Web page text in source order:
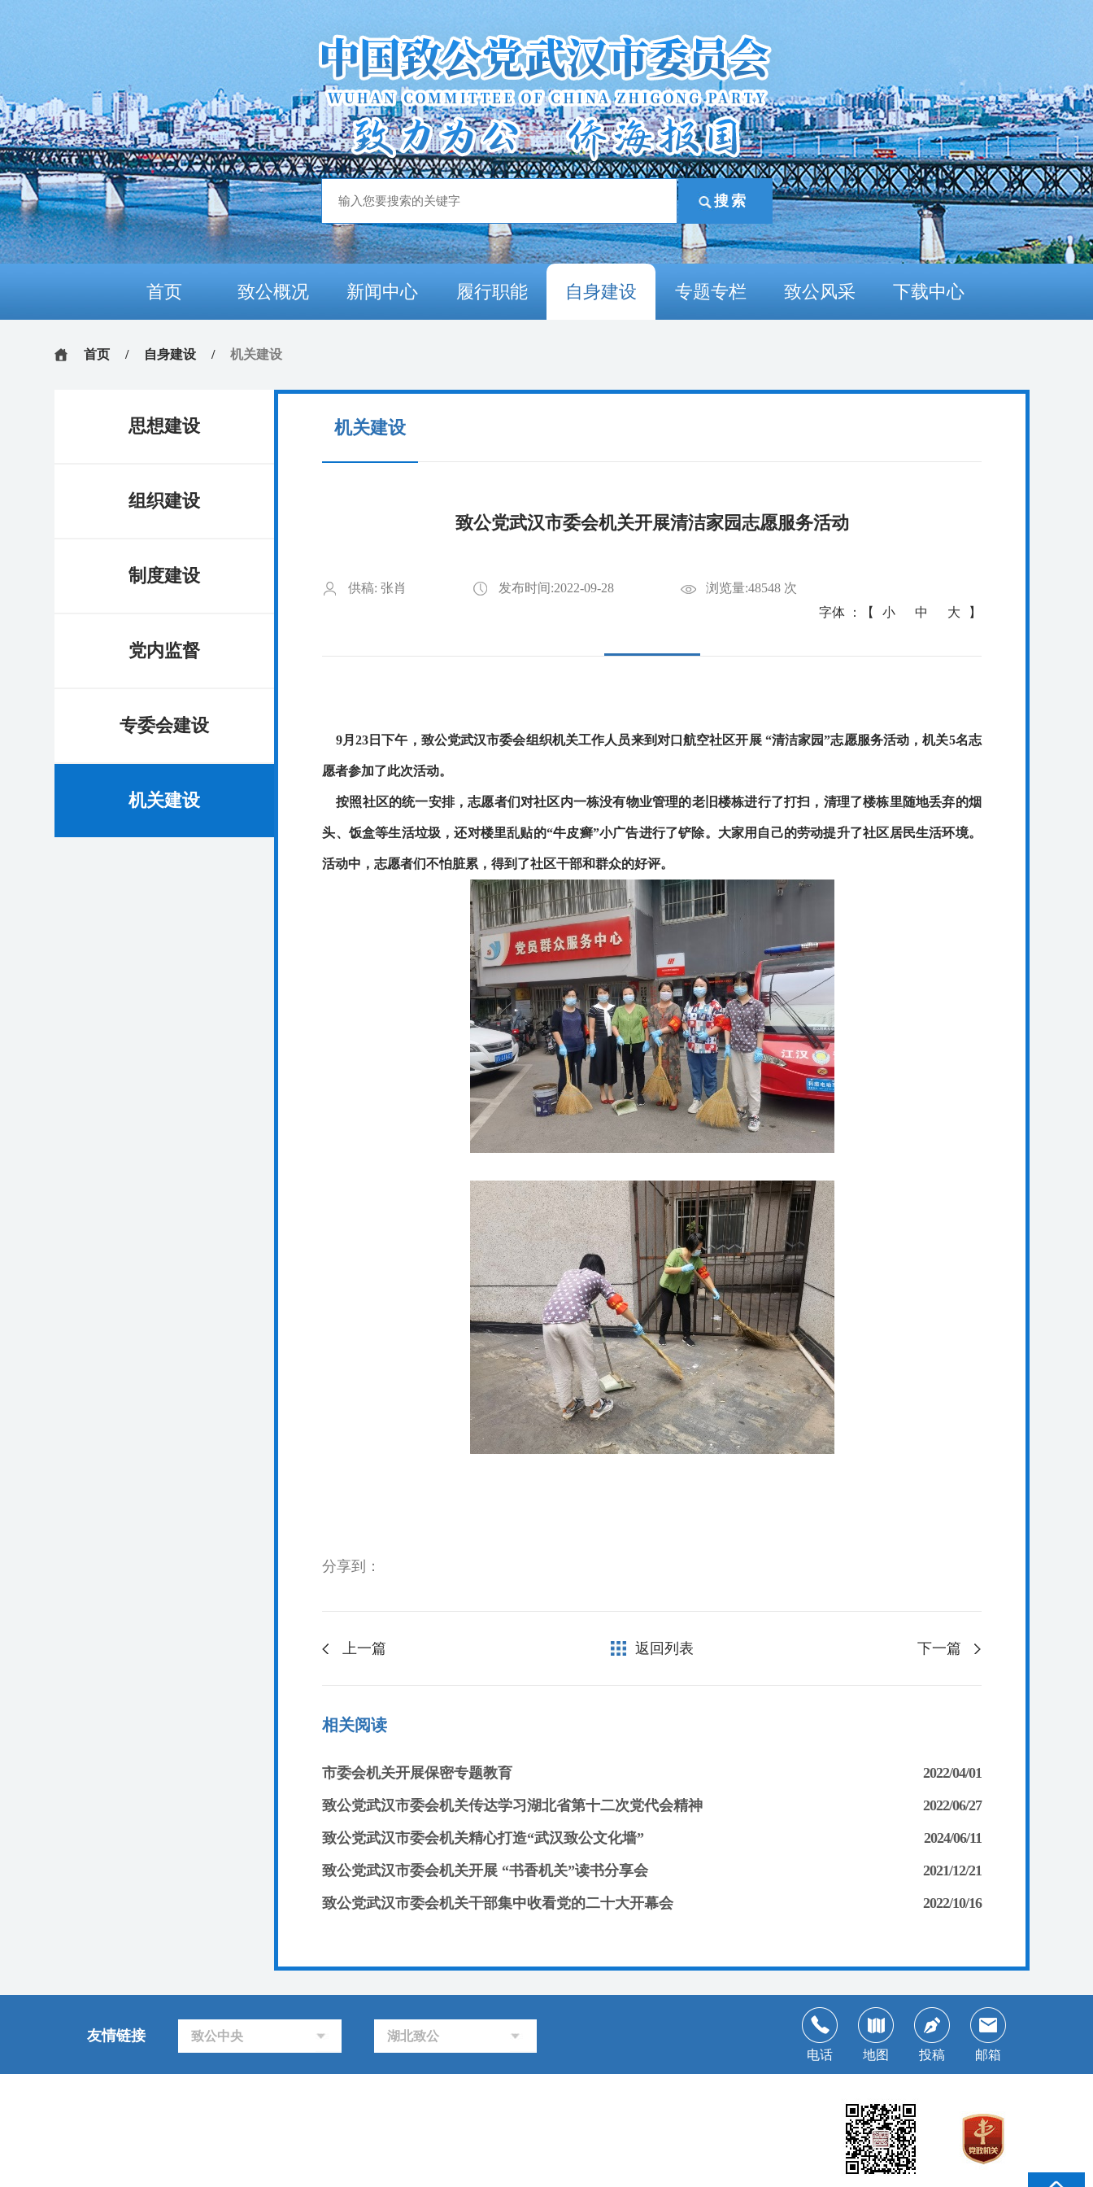
首页 致公概况 新闻中心 履行职能 自身建设 专题专栏 致公风采 下载中心
首页 / 自身建设 / 机关建设
思想建设
组织建设
制度建设
党内监督
专委会建设
机关建设
机关建设
致公党武汉市委会机关开展清洁家园志愿服务活动
供稿: 张肖 发布时间:2022-09-28
浏览量:48548 次
字体 ：【
小 中 大 】
9月23日下午，致公党武汉市委会组织机关工作人员来到对口航空社区开展 “清洁家园”志愿服务活动，机关5名志
愿者参加了此次活动。
按照社区的统一安排，志愿者们对社区内一栋没有物业管理的老旧楼栋进行了打扫，清理了楼栋里随地丢弃的烟
头、饭盒等生活垃圾，还对楼里乱贴的“牛皮癣”小广告进行了铲除。大家用自己的劳动提升了社区居民生活环境。
活动中，志愿者们不怕脏累，得到了社区干部和群众的好评。
分享到：
上一篇 返回列表 下一篇
相关阅读
市委会机关开展保密专题教育
2022/04/01
致公党武汉市委会机关传达学习湖北省第十二次党代会精神
2022/06/27
致公党武汉市委会机关精心打造“武汉致公文化墙”
2024/06/11
致公党武汉市委会机关开展 “书香机关”读书分享会
2021/12/21
致公党武汉市委会机关干部集中收看党的二十大开幕会
2022/10/16
友情链接 致公中央
湖北致公
电话
地图 投稿 邮箱